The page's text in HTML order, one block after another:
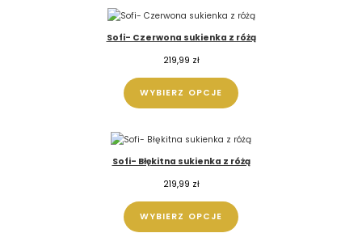
Sofi- Czerwona sukienka z różą
219,99 zł
WYBIERZ OPCJE
Sofi- Błękitna sukienka z różą
219,99 zł
WYBIERZ OPCJE